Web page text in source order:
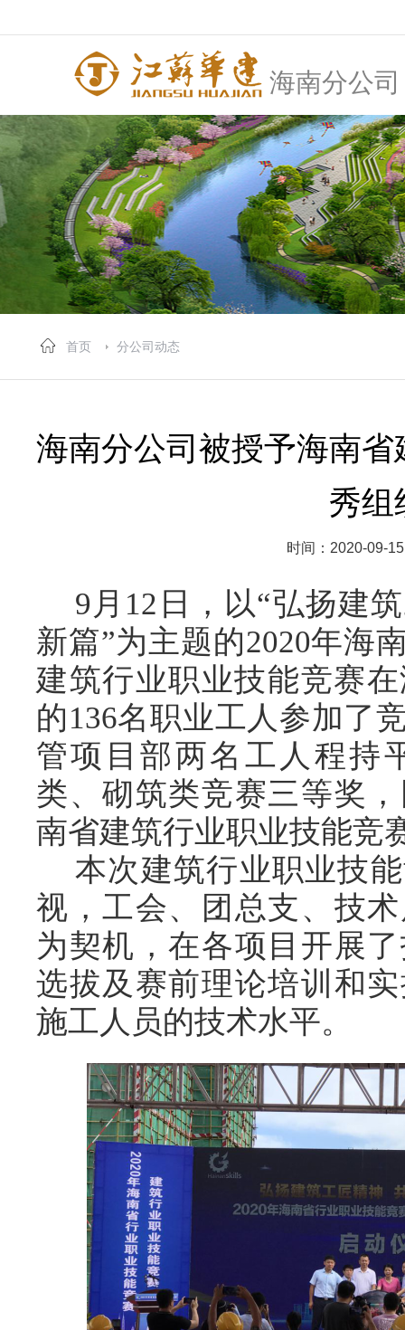
海南分公司
首页 分公司动态
海南分公司被授予海南
秀组
时间：2020-09-15
9月12日，以“弘扬建
新篇”为主题的2020年
建筑行业职业技能竞赛
的136名职业工人参加了
管项目部两名工人程持
类、砌筑类竞赛三等奖
南省建筑行业职业技能竞
本次建筑行业职业技
视，工会、团总支、技
为契机，在各项目开展
选拔及 赛前理论培训和
施工人员的技术水平。